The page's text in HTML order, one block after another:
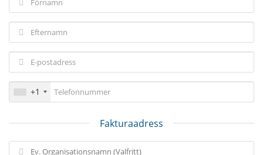
+1
Fakturaadress